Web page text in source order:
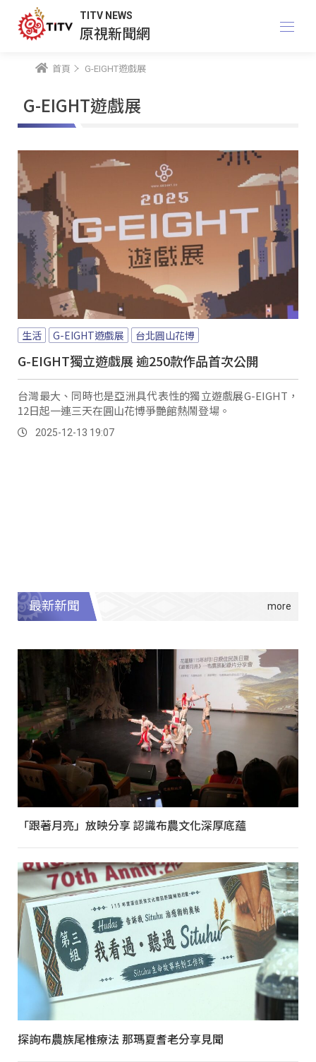
TITV NEWS
原視新聞網
首頁 G-EIGHT遊戲展
G-EIGHT遊戲展
生活 G-EIGHT遊戲展 台北圓山花博
G-EIGHT獨立遊戲展 逾250款作品首次公開
台灣最大、同時也是亞洲具代表性的獨立遊戲展G-EIGHT，
12日起一連三天在圓山花博爭艷館熱鬧登場。
2025-12-13 19:07
最新新聞
「跟著月亮」放映分享 認識布農文化深厚底蘊
探詢布農族尾椎療法 那瑪夏耆老分享見聞